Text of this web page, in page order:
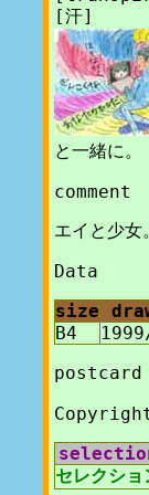
[汗]
と一緒に。
comment
エイと少女
Data
size
B4
postcard
セレクショ